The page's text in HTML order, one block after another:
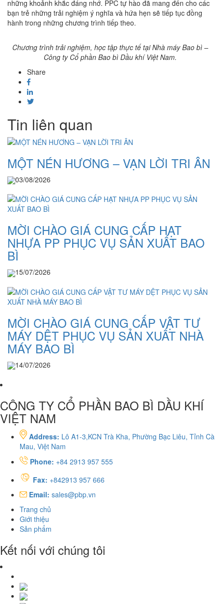
những khoảnh khắc đáng nhớ. PPC tự hào đã mang đến cho các
bạn trẻ những trải nghiệm ý nghĩa và hứa hẹn sẽ tiếp tục đồng
hành trong những chương trình tiếp theo.
Chương trình trải nghiệm, học tập thực tế tại Nhà máy Bao bì –
Công ty Cổ phần Bao bì Dầu khí Việt Nam.
Share
Tin liên quan
MỘT NÉN HƯƠNG – VẠN LỜI TRI ÂN
03/08/2026
MỜI CHÀO GIÁ CUNG CẤP HẠT
NHỰA PP PHỤC VỤ SẢN XUẤT BAO
BÌ
15/07/2026
MỜI CHÀO GIÁ CUNG CẤP VẬT TƯ
MÁY DỆT PHỤC VỤ SẢN XUẤT NHÀ
MÁY BAO BÌ
14/07/2026
CÔNG TY CỔ PHẦN BAO BÌ DẦU KHÍ
VIỆT NAM
Address: Lô A1-3,KCN Trà Kha, Phường Bạc Liêu, Tỉnh Cà
Mau, Việt Nam
Phone: +84 2913 957 555
Fax: +842913 957 666
Email: sales@pbp.vn
Trang chủ
Giới thiệu
Sản phẩm
Kết nối với chúng tôi